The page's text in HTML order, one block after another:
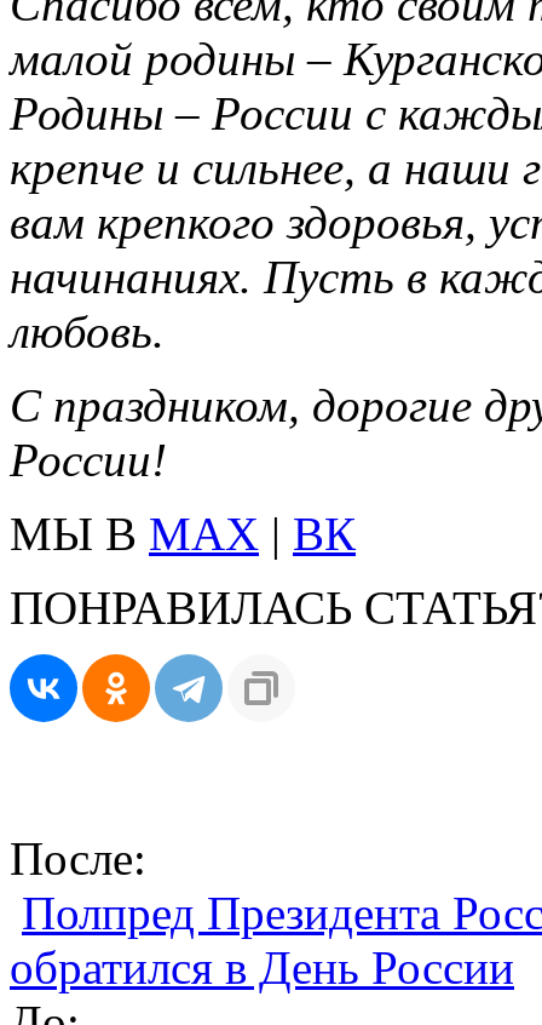
малой родины –
Родины – России с
крепче и сильнее, а
вам крепкого здоровья,
начинаниях. Пусть в
любовь.
С праздником, дорогие
России!
МЫ В MAX | ВК
ПОНРАВИЛАСЬ
После:
Полпред Президента
обратился в День России